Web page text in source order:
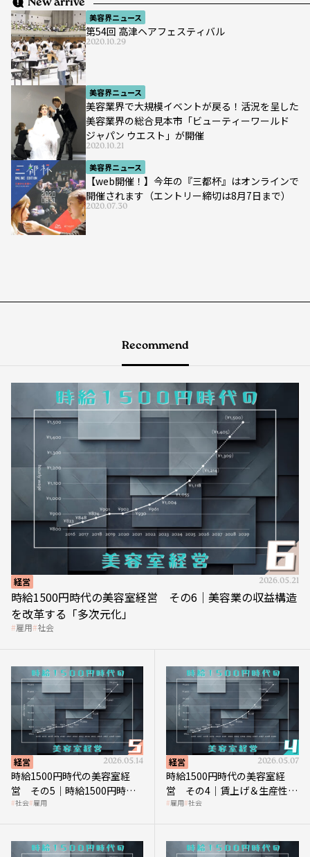
美容界ニュース
第54回 高津ヘアフェスティバル
2020.10.29
美容界ニュース
美容業界で大規模イベントが戻る！活況を呈した
美容業界の総合見本市「ビューティーワールド
ジャパン ウエスト」が開催
2020.10.21
美容界ニュース
【web開催！】今年の『三都杯』はオンラインで
開催されます（エントリー締切は8月7日まで）
2020.07.30
Recommend
経営 2026.05.21
時給1500円時代の美容室経営 その6｜美容業の収益構造
を改革する「多次元化」
雇用 社会
経営 2026.05.14
時給1500円時代の美容室経
営 その5｜時給1500円時代
の到来は美容業の収益構造を
社会 雇用
経営 2026.05.07
時給1500円時代の美容室経
営 その4｜賃上げ＆生産性向
上につなげる賢い助成金活用
雇用 社会